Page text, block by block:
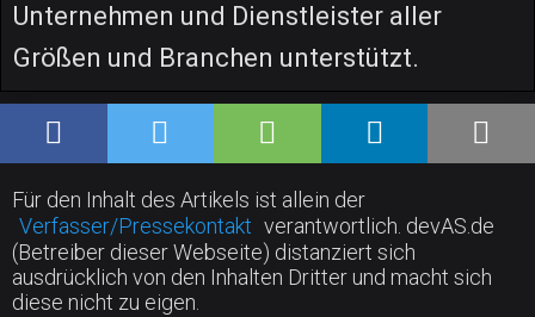
Unternehmen und Dienstleister aller
Größen und Branchen unterstützt.
Für den Inhalt des Artikels ist allein der
Verfasser/Pressekontakt verantwortlich. devAS.de
(Betreiber dieser Webseite) distanziert sich
ausdrücklich von den Inhalten Dritter und macht sich
diese nicht zu eigen.